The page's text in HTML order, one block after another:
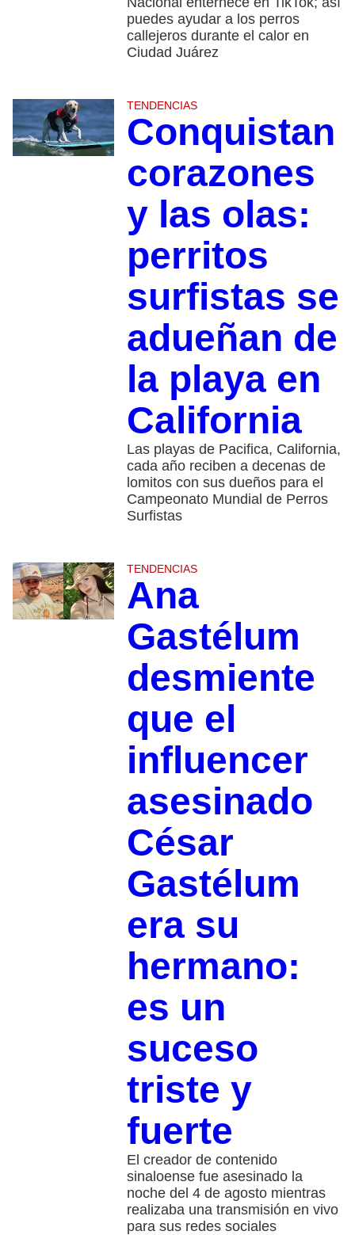
puedes ayudar a los perros
callejeros durante el calor en
Ciudad Juárez
TENDENCIAS
Conquistan
corazones
y las olas:
perritos
surfistas se
adueñan de
la playa en
California
Las playas de Pacifica, California,
cada año reciben a decenas de
lomitos con sus dueños para el
Campeonato Mundial de Perros
Surfistas
TENDENCIAS
Ana
Gastélum
desmiente
que el
influencer
asesinado
César
Gastélum
era su
hermano:
es un
suceso
triste y
fuerte
El creador de contenido
sinaloense fue asesinado la
noche del 4 de agosto mientras
realizaba una transmisión en vivo
para sus redes sociales